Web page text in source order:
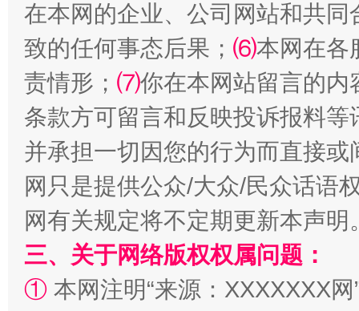
解纷+调解+退费，一次搞定
站台名比不上好声名
在本网的企业、公司网站和共
致的任何事态后果； ⑹本网在各
责情形； ⑺你在本网站留言的内
条款方可留言和反映投诉报料
并承担一切因您的行为而直接
网只是提供公众/大众/民众话语
网有关规定将不定期更新本声明
三、关于网络版权权属问题：
① 本网注明“来源：XXXXXXX